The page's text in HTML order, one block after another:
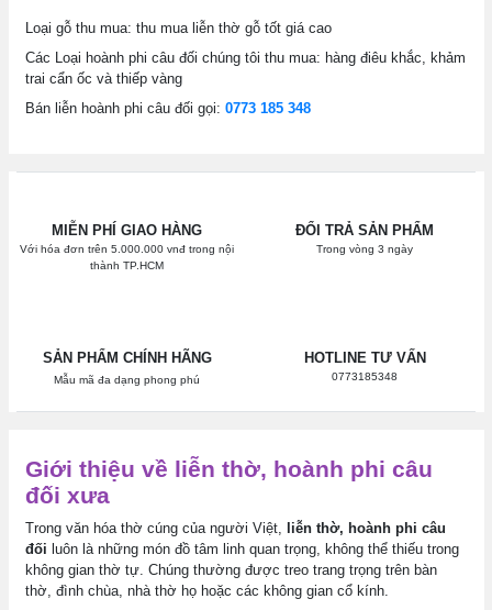
Loại gỗ thu mua: thu mua liễn thờ gỗ tốt giá cao
Các Loại hoành phi câu đối chúng tôi thu mua: hàng điêu khắc, khảm
trai cẩn ốc và thiếp vàng
Bán liễn hoành phi câu đối gọi: 0773 185 348
MIỄN PHÍ GIAO HÀNG
Với hóa đơn trên 5.000.000 vnđ trong nội
thành TP.HCM
ĐỔI TRẢ SẢN PHẨM
Trong vòng 3 ngày
SẢN PHẨM CHÍNH HÃNG
Mẫu mã đa dạng phong phú
HOTLINE TƯ VẤN
0773185348
Giới thiệu về liễn thờ, hoành phi câu
đối xưa
Trong văn hóa thờ cúng của người Việt,
liễn thờ, hoành phi câu
đối luôn là những món đồ tâm linh quan trọng, không thể thiếu trong
không gian thờ tự. Chúng thường được treo trang trọng trên bàn
thờ, đình chùa, nhà thờ họ hoặc các không gian cổ kính.